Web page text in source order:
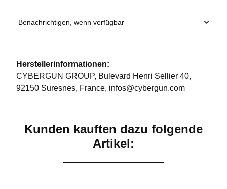
Benachrichtigen, wenn verfügbar
Herstellerinformationen:
CYBERGUN GROUP, Bulevard Henri Sellier 40,
92150 Suresnes, France, infos@cybergun.com
Kunden kauften dazu folgende
Artikel: